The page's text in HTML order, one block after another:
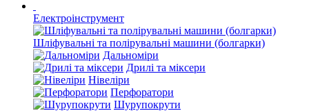
Електроінструмент
Шліфувальні та полірувальні машини (болгарки)
Дальноміри
Дрилі та міксери
Нівеліри
Перфоратори
Шурупокрути